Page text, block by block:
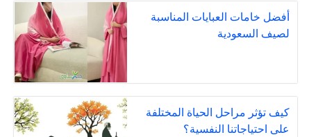
أفضل خامات العبايات المناسبة
لصيف السعودية
كيف تؤثر مراحل الحياة المختلفة
على احتياجاتنا النفسية؟